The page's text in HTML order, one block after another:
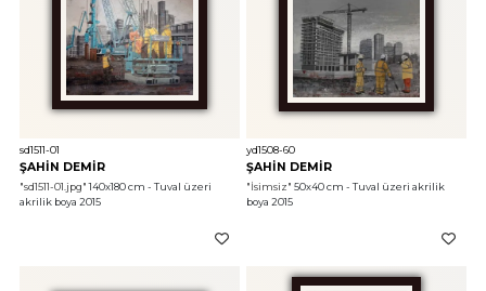
sd1511-01
ŞAHİN DEMİR
"sd1511-01.jpg" 140x180 cm - Tuval üzeri
akrilik boya 2015
yd1508-60
ŞAHİN DEMİR
"İsimsiz" 50x40 cm - Tuval üzeri akrilik
boya 2015